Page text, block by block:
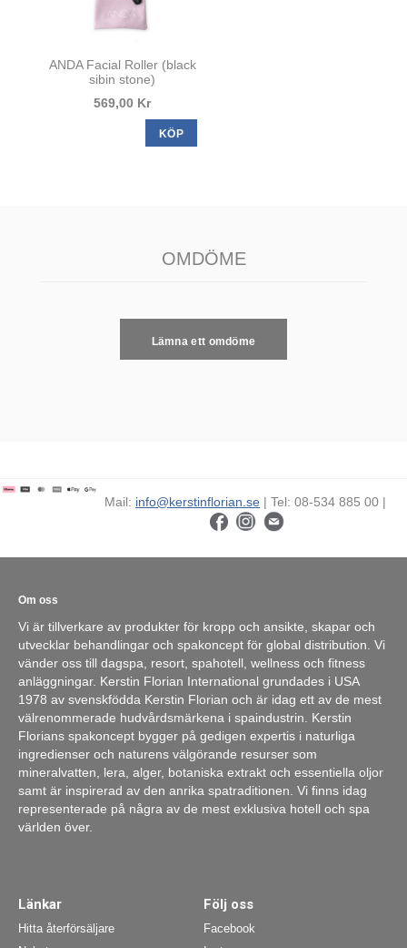
ANDA Facial Roller (black
sibin stone)
569,00 Kr
KÖP
OMDÖME
Lämna ett omdöme
Mail: info@kerstinflorian.se | Tel: 08-534 885 00 |
Om oss
Vi är tillverkare av produkter för kropp och ansikte, skapar och
utvecklar behandlingar och spakoncept för global distribution. Vi
vänder oss till dagspa, resort, spahotell, wellness och fitness
anläggningar. Kerstin Florian International grundades i USA
1978 av svenskfödda Kerstin Florian och är idag ett av de mest
välrenommerade hudvårdsmärkena i spaindustrin. Kerstin
Florians spakoncept bygger på gedigen expertis i naturliga
ingredienser och naturens välgörande resurser som
mineralvatten, lera, alger, botaniska extrakt och essentiella oljor
samt är inspirerad av den anrika spatraditionen. Vi finns idag
representerade på några av de mest exklusiva hotell och spa
världen över.
Länkar
Hitta återförsäljare
Följ oss
Facebook